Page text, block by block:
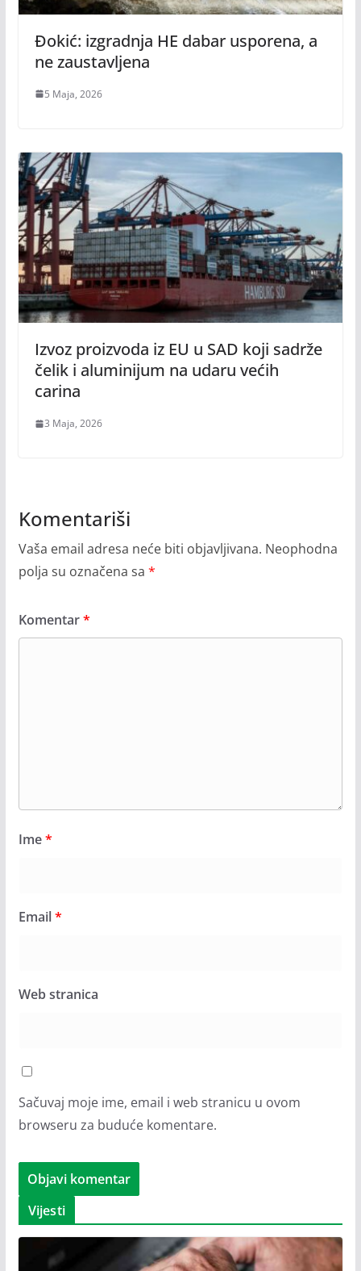
Đokić: izgradnja HE dabar usporena, a
ne zaustavljena
5 Maja, 2026
Izvoz proizvoda iz EU u SAD koji sadrže
čelik i aluminijum na udaru većih
carina
3 Maja, 2026
Komentariši
Vaša email adresa neće biti objavljivana. Neophodna
polja su označena sa *
Komentar*
Ime*
Email*
Web stranica
Sačuvaj moje ime, email i web stranicu u ovom
browseru za buduće komentare.
Vijesti